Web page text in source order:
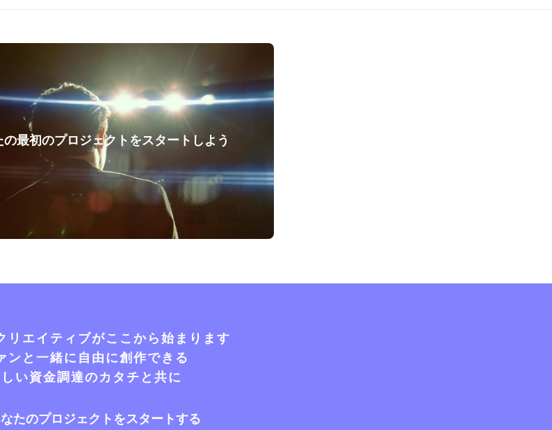
の最初のプロジェクトをスタートしよう
リエイティブがここから始まります
ンと一緒に自由に創作できる
い資金調達のカタチと共に
たのプロジェクトをスタートする